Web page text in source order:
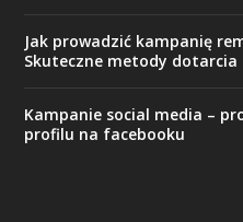
Jak prowadzić kampanię
Skuteczne metody
Kampanie social media –
profilu na facebooku